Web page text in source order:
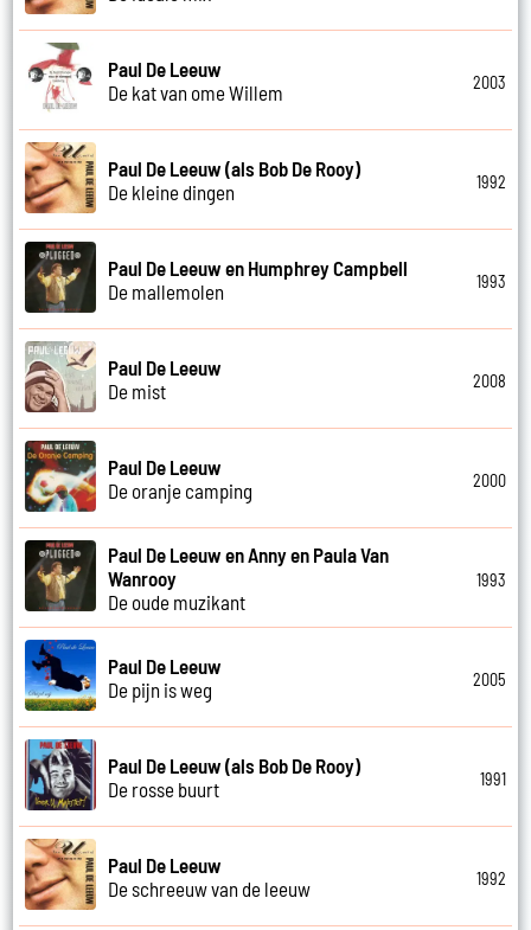
Paul De Leeuw
De kat van ome Willem
2003
Paul De Leeuw (als Bob De Rooy)
De kleine dingen
1992
Paul De Leeuw en Humphrey Campbell
De mallemolen
1993
Paul De Leeuw
De mist
2008
Paul De Leeuw
De oranje camping
2000
Paul De Leeuw en Anny en Paula Van
Wanrooy
De oude muzikant
1993
Paul De Leeuw
De pijn is weg
2005
Paul De Leeuw (als Bob De Rooy)
De rosse buurt
1991
Paul De Leeuw
De schreeuw van de leeuw
1992